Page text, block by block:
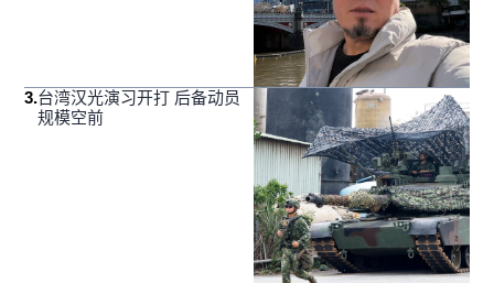
3.台湾汉光演习开打 后备动员
规模空前